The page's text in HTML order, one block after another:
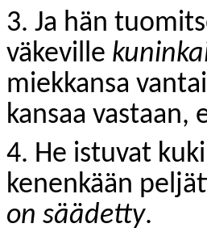
3. Ja hän
väkeville
miekkansa
kansaa vastaan,
4. He istuvat
kenenkään
on säädetty.